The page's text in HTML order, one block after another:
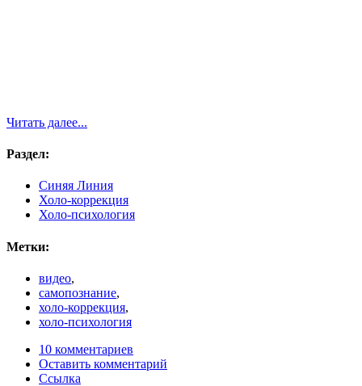
Читать далее...
Раздел:
Синяя Линия
Холо-коррекция
Холо-психология
Метки:
видео,
самопознание,
холо-коррекция,
холо-психология
10 комментариев
Оставить комментарий
Ссылка